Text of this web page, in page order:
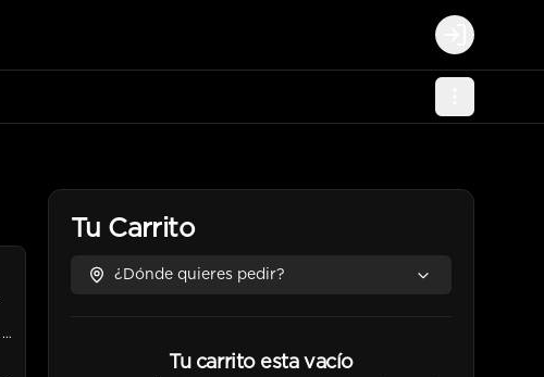
Login
Tu Carrito
¿Dónde quieres pedir?
Tu carrito esta vacío